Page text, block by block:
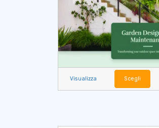
Visualizza Scegli